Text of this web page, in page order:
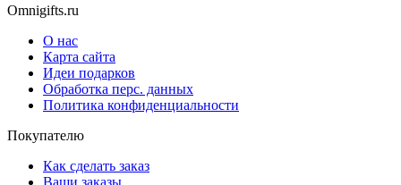
Omnigifts.ru
О нас
Карта сайта
Идеи подарков
Обработка перс. данных
Политика конфиденциальности
Покупателю
Как сделать заказ
Ваши заказы